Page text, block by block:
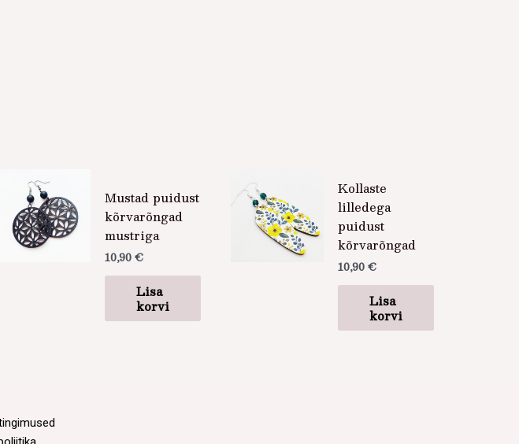
Mustad puidust
kõrvarõngad
mustriga
10,90€
Lisa
korvi
Kollaste
lilledega
puidust
kõrvarõngad
10,90€
Lisa
korvi